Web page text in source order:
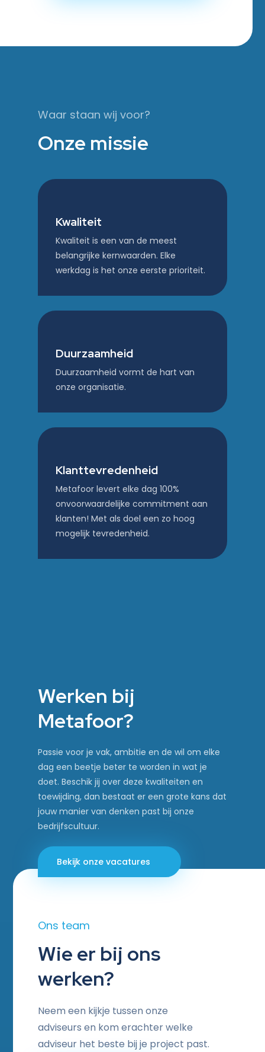
Waar staan wij voor?
Onze missie
Kwaliteit
Kwaliteit is een van de meest
belangrijke kernwaarden. Elke
werkdag is het onze eerste prioriteit.
Duurzaamheid
Duurzaamheid vormt de hart van
onze organisatie.
Klanttevredenheid
Metafoor levert elke dag 100%
onvoorwaardelijke commitment aan
klanten! Met als doel een zo hoog
mogelijk tevredenheid.
Werken bij
Metafoor?
Passie voor je vak, ambitie en de wil om elke
dag een beetje beter te worden in wat je
doet. Beschik jij over deze kwaliteiten en
toewijding, dan bestaat er een grote kans dat
jouw manier van denken past bij onze
bedrijfscultuur.
Bekijk onze vacatures
Ons team
Wie er bij ons
werken?
Neem een kijkje tussen onze
adviseurs en kom erachter welke
adviseur het beste bij je project past.